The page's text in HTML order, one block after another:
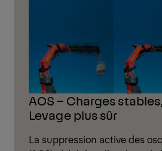
AOS – Charges stables,
Levage plus sûr
La suppression active des